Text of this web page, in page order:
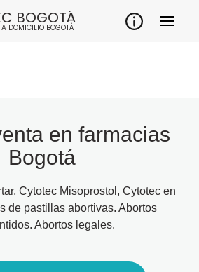
BOGOTÁ
A DOMICILIO BOGOTÁ
en farmacias
Bogotá
Cytotec Misoprostol, Cytotec en
de pastillas abortivas. Abortos
Abortos legales.